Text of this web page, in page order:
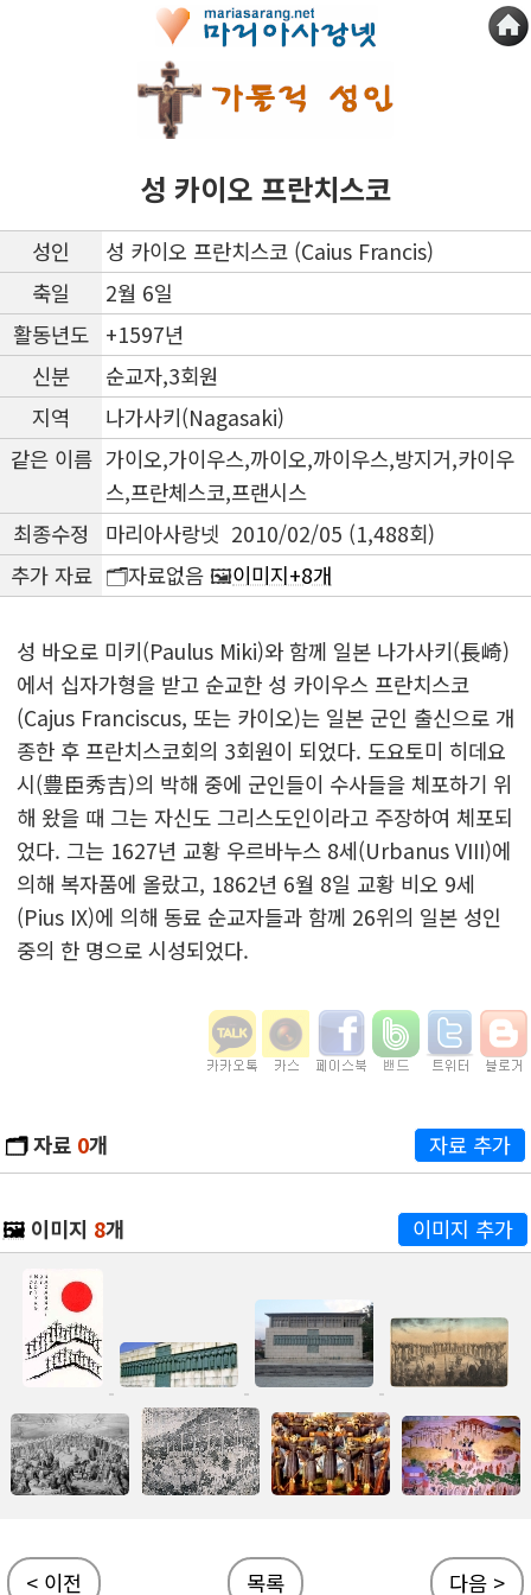
성 카이오 프란치스코
성인
성 카이오 프란치스코 (Caius Francis)
축일
2월 6일
활동년도 +1597년
신분
순교자,3회원
지역
나가사키(Nagasaki)
같은 이름 가이오,가이우스,까이오,까이우스,방지거,카이우
스,프란체스코,프랜시스
최종수정
마리아사랑넷 2010/02/05 (1,488회)
추가 자료 🗂️자료없음 🖼️이미지+8개
성 바오로 미키(Paulus Miki)와 함께 일본 나가사키(長崎)
에서 십자가형을 받고 순교한 성 카이우스 프란치스코
(Cajus Franciscus, 또는 카이오)는 일본 군인 출신으로 개
종한 후 프란치스코회의 3회원이 되었다. 도요토미 히데요
시(豊臣秀吉)의 박해 중에 군인들이 수사들을 체포하기 위
해 왔을 때 그는 자신도 그리스도인이라고 주장하여 체포되
었다. 그는 1627년 교황 우르바누스 8세(Urbanus VIII)에
의해 복자품에 올랐고, 1862년 6월 8일 교황 비오 9세
(Pius IX)에 의해 동료 순교자들과 함께 26위의 일본 성인
중의 한 명으로 시성되었다.
🗂️자료 0개 자료 추가
🖼️ 이미지 8개 이미지 추가
< 이전 목록 다음 >